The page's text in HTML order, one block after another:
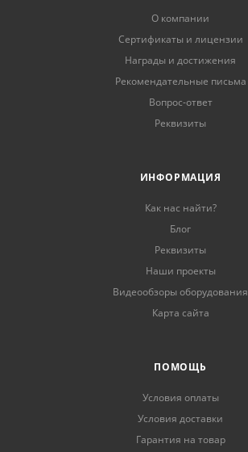
О компании
Сертификаты и лицензии
Награды и достижения
Рекомендательные письма
Вопрос-ответ
Реквизиты
ИНФОРМАЦИЯ
Как нас найти?
Блог
Реквизиты
Наши проекты
Видеообзоры оборудования
Карта сайта
ПОМОЩЬ
Условия оплаты
Условия доставки
Гарантия на товар